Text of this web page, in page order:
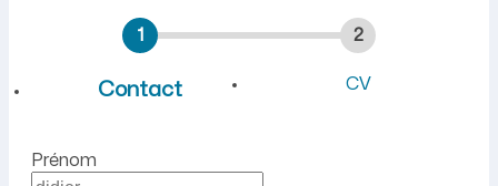
1
Contact
2
CV
Prénom